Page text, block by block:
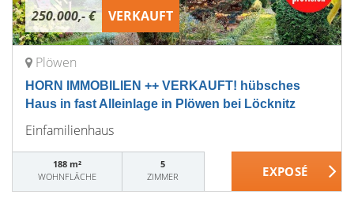
250.000,- € VERKAUFT
Plöwen
HORN IMMOBILIEN ++ VERKAUFT! hübsches
Haus in fast Alleinlage in Plöwen bei Löcknitz
Einfamilienhaus
188 m²
WOHNFLÄCHE
5
ZIMMER